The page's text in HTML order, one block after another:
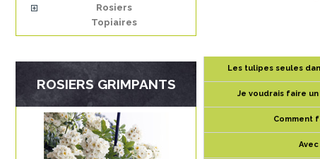
Rosiers
Topiaires
ROSIERS GRIMPANTS
Les tulipes seules
Je voudrais faire
Comment